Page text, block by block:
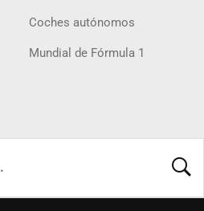
Coches autónomos
Mundial de Fórmula 1